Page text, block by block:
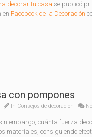
decorar tu casa se publicó
en Facebook de la Decoración
con pompones
In Consejos de decoración
embargo, cuánta fuerza
materiales, consiguiendo